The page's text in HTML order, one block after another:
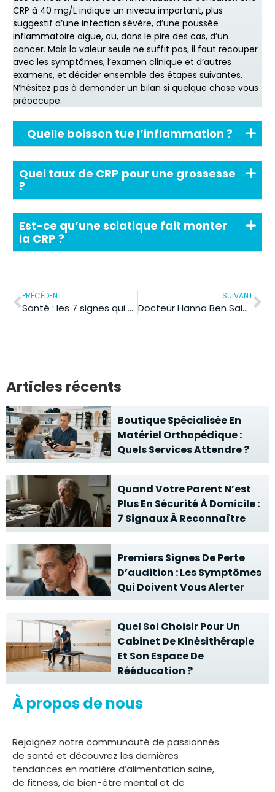
CRP à 40 mg/L indique un niveau important, plus
suggestif d’une infection sévère, d’une poussée
inflammatoire aiguë, ou, dans le pire des cas, d’un
cancer. Mais la valeur seule ne suffit pas, il faut recouper
avec les symptômes, l’examen clinique et d’autres
examens, et décider ensemble des étapes suivantes.
N’hésitez pas à demander un bilan si quelque chose vous
préoccupe.
Quelle boisson tue l’inflammation ?
Quel taux de CRP pour une grossesse
?
Est-ce qu’une sciatique fait monter
la CRP ?
PRÉCÉDENT
Santé : les 7 signes qui montrent que votre foie est malade
SUIVANT
Docteur Hanna Ben Salah : Le cabinet à Mougins accepte-t-il la carte vitale ?
Articles récents
Boutique Spécialisée En
Matériel Orthopédique :
Quels Services Attendre ?
Quand Votre Parent N’est
Plus En Sécurité À Domicile :
7 Signaux À Reconnaître
Premiers Signes De Perte
D’audition : Les Symptômes
Qui Doivent Vous Alerter
Quel Sol Choisir Pour Un
Cabinet De Kinésithérapie
Et Son Espace De
Rééducation ?
À propos de nous
Rejoignez notre communauté de passionnés
de santé et découvrez les dernières
tendances en matière d’alimentation saine,
de fitness, de bien-être mental et de